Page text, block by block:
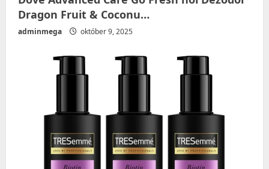
Dragon Fruit & Coconu…
adminmega október 9, 2025